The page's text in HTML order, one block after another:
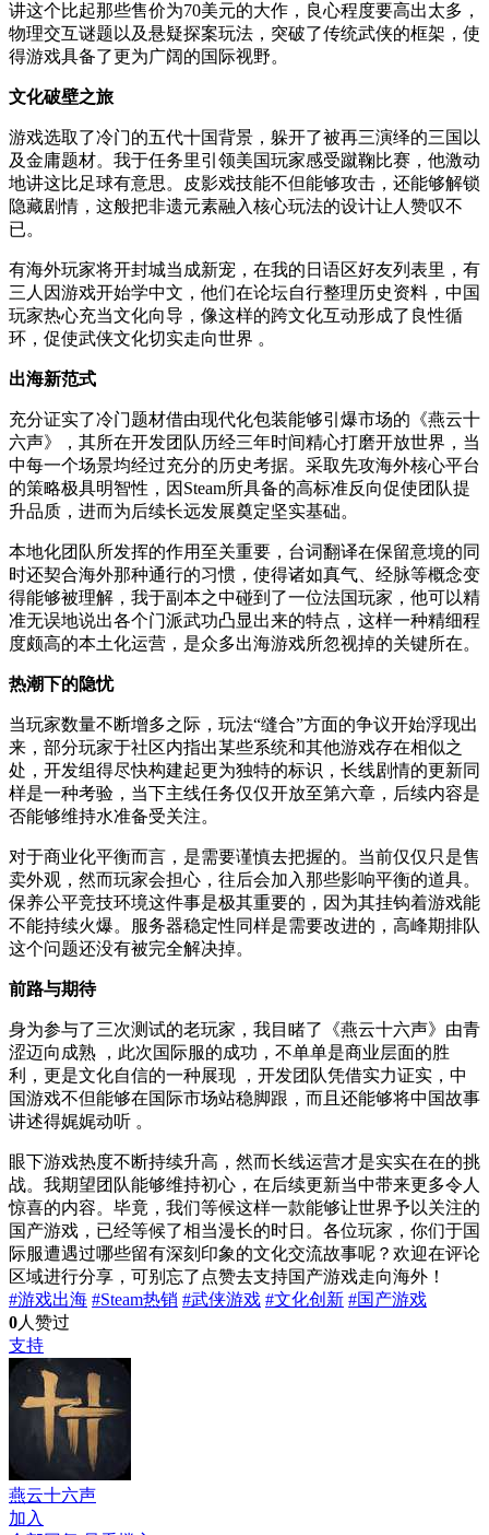
讲这个比起那些售价为70美元的大作，良心程度要高出太多，
物理交互谜题以及悬疑探案玩法，突破了传统武侠的框架，使
得游戏具备了更为广阔的国际视野。
文化破壁之旅
游戏选取了冷门的五代十国背景，躲开了被再三演绎的三国以
及金庸题材。我于任务里引领美国玩家感受蹴鞠比赛，他激动
地讲这比足球有意思。皮影戏技能不但能够攻击，还能够解锁
隐藏剧情，这般把非遗元素融入核心玩法的设计让人赞叹不
已。
有海外玩家将开封城当成新宠，在我的日语区好友列表里，有
三人因游戏开始学中文，他们在论坛自行整理历史资料，中国
玩家热心充当文化向导，像这样的跨文化互动形成了良性循
环，促使武侠文化切实走向世界 。
出海新范式
充分证实了冷门题材借由现代化包装能够引爆市场的《燕云十
六声》，其所在开发团队历经三年时间精心打磨开放世界，当
中每一个场景均经过充分的历史考据。采取先攻海外核心平台
的策略极具明智性，因Steam所具备的高标准反向促使团队提
升品质，进而为后续长远发展奠定坚实基础。
本地化团队所发挥的作用至关重要，台词翻译在保留意境的同
时还契合海外那种通行的习惯，使得诸如真气、经脉等概念变
得能够被理解，我于副本之中碰到了一位法国玩家，他可以精
准无误地说出各个门派武功凸显出来的特点，这样一种精细程
度颇高的本土化运营，是众多出海游戏所忽视掉的关键所在。
热潮下的隐忧
当玩家数量不断增多之际，玩法“缝合”方面的争议开始浮现出
来，部分玩家于社区内指出某些系统和其他游戏存在相似之
处，开发组得尽快构建起更为独特的标识，长线剧情的更新同
样是一种考验，当下主线任务仅仅开放至第六章，后续内容是
否能够维持水准备受关注。
对于商业化平衡而言，是需要谨慎去把握的。当前仅仅只是售
卖外观，然而玩家会担心，往后会加入那些影响平衡的道具。
保养公平竞技环境这件事是极其重要的，因为其挂钩着游戏能
不能持续火爆。服务器稳定性同样是需要改进的，高峰期排队
这个问题还没有被完全解决掉。
前路与期待
身为参与了三次测试的老玩家，我目睹了《燕云十六声》由青
涩迈向成熟 ，此次国际服的成功，不单单是商业层面的胜
利，更是文化自信的一种展现 ，开发团队凭借实力证实，中
国游戏不但能够在国际市场站稳脚跟，而且还能够将中国故事
讲述得娓娓动听 。
眼下游戏热度不断持续升高，然而长线运营才是实实在在的挑
战。我期望团队能够维持初心，在后续更新当中带来更多令人
惊喜的内容。毕竟，我们等候这样一款能够让世界予以关注的
国产游戏，已经等候了相当漫长的时日。各位玩家，你们于国
际服遭遇过哪些留有深刻印象的文化交流故事呢？欢迎在评论
区域进行分享，可别忘了点赞去支持国产游戏走向海外！
#游戏出海 #Steam热销 #武侠游戏 #文化创新 #国产游戏
0人赞过
支持
燕云十六声
加入